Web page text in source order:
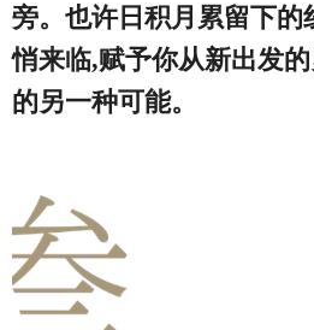
旁。也许日积月累留下的
悄来临,赋予你从新出发
的另一种可能。